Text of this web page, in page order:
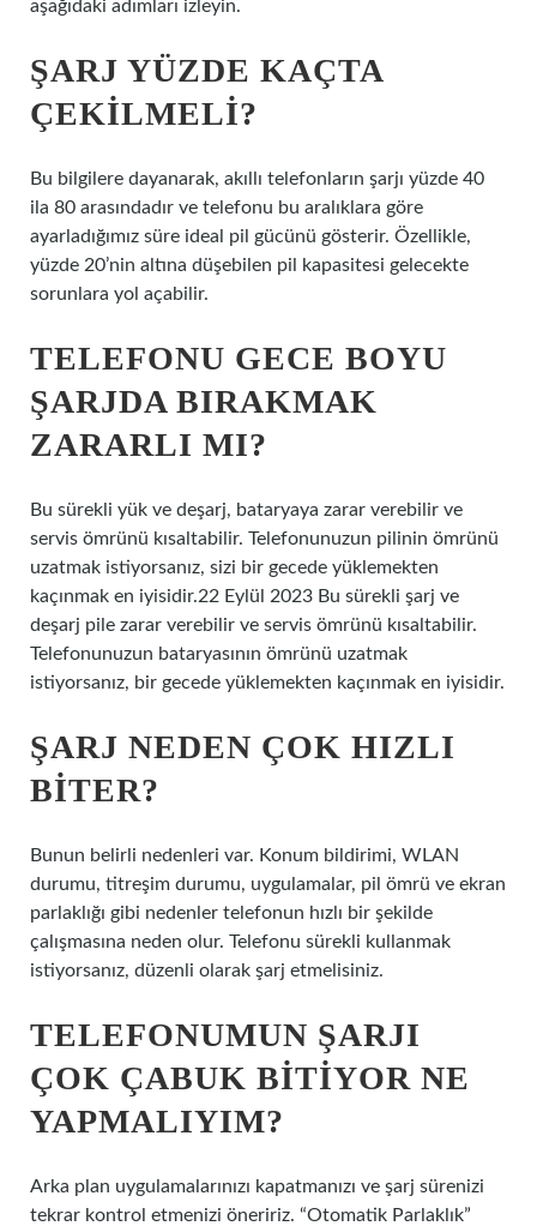
aşağıdaki adımları izleyin.
ŞARJ YÜZDE KAÇTA
ÇEKILMELI?
Bu bilgilere dayanarak, akıllı telefonların şarjı yüzde 40
ila 80 arasındadır ve telefonu bu aralıklara göre
ayarladığımız süre ideal pil gücünü gösterir. Özellikle,
yüzde 20’nin altına düşebilen pil kapasitesi gelecekte
sorunlara yol açabilir.
TELEFONU GECE BOYU
ŞARJDA BIRAKMAK
ZARARLI MI?
Bu sürekli yük ve deşarj, bataryaya zarar verebilir ve
servis ömrünü kısaltabilir. Telefonunuzun pilinin ömrünü
uzatmak istiyorsanız, sizi bir gecede yüklemekten
kaçınmak en iyisidir.22 Eylül 2023 Bu sürekli şarj ve
deşarj pile zarar verebilir ve servis ömrünü kısaltabilir.
Telefonunuzun bataryasının ömrünü uzatmak
istiyorsanız, bir gecede yüklemekten kaçınmak en iyisidir.
ŞARJ NEDEN ÇOK HIZLI
BITER?
Bunun belirli nedenleri var. Konum bildirimi, WLAN
durumu, titreşim durumu, uygulamalar, pil ömrü ve ekran
parlaklığı gibi nedenler telefonun hızlı bir şekilde
çalışmasına neden olur. Telefonu sürekli kullanmak
istiyorsanız, düzenli olarak şarj etmelisiniz.
TELEFONUMUN ŞARJI
ÇOK ÇABUK BITIYOR NE
YAPMALIYIM?
Arka plan uygulamalarınızı kapatmanızı ve şarj sürenizi
tekrar kontrol etmenizi öneririz. “Otomatik Parlaklık”